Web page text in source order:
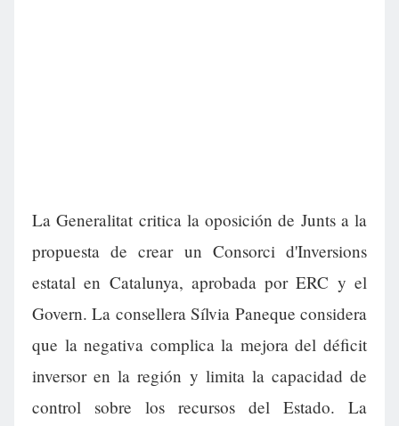
La Generalitat critica la oposición de Junts a la
propuesta de crear un Consorci d'Inversions
estatal en Catalunya, aprobada por ERC y el
Govern. La consellera Sílvia Paneque considera
que la negativa complica la mejora del déficit
inversor en la región y limita la capacidad de
control sobre los recursos del Estado. La